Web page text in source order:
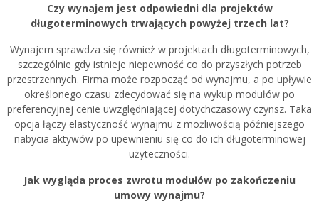
Czy wynajem jest odpowiedni dla projektów
długoterminowych trwających powyżej trzech lat?
Wynajem sprawdza się również w projektach długoterminowych,
szczególnie gdy istnieje niepewność co do przyszłych potrzeb
przestrzennych. Firma może rozpocząć od wynajmu, a po upływie
określonego czasu zdecydować się na wykup modułów po
preferencyjnej cenie uwzględniającej dotychczasowy czynsz. Taka
opcja łączy elastyczność wynajmu z możliwością późniejszego
nabycia aktywów po upewnieniu się co do ich długoterminowej
użyteczności.
Jak wygląda proces zwrotu modułów po zakończeniu
umowy wynajmu?